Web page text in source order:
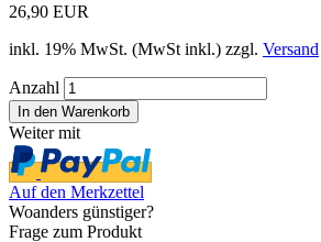
26,90 EUR
inkl. 19% MwSt. (MwSt inkl.) zzgl. Versand
Anzahl
Weiter mit
Auf den Merkzettel
Woanders günstiger?
Frage zum Produkt